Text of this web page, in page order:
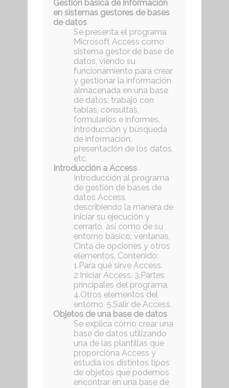
Gestión básica de información
en sistemas gestores de bases
de datos
Se presenta el programa
Microsoft Access como
sistema gestor de base de
datos, viendo su
funcionamiento para crear
y gestionar la información
almacenada en una base
de datos: trabajo con
tablas, consultas,
formularios e informes,
introducción y búsqueda
de información,
presentación de los datos,
etc.
Introducción a Access
Introducción al programa
de gestión de bases de
datos Access,
describiendo la manera de
iniciar su ejecución y
cerrarlo, así como de su
entorno básico: ventanas,
Cinta de opciones y otros
elementos. Contenido:
1.Para qué sirve Access.
2.Iniciar Access. 3.Partes
principales del programa.
4.Otros elementos del
entorno. 5.Salir de Access.
Objetos de una base de datos
Se explica cómo crear una
base de datos utilizando
una de las plantillas que
proporciona Access y
estudia los distintos tipos
de objetos que podemos
encontrar en una base de